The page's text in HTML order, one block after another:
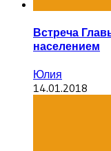
Встреча
населением
Юлия
14.01.2018